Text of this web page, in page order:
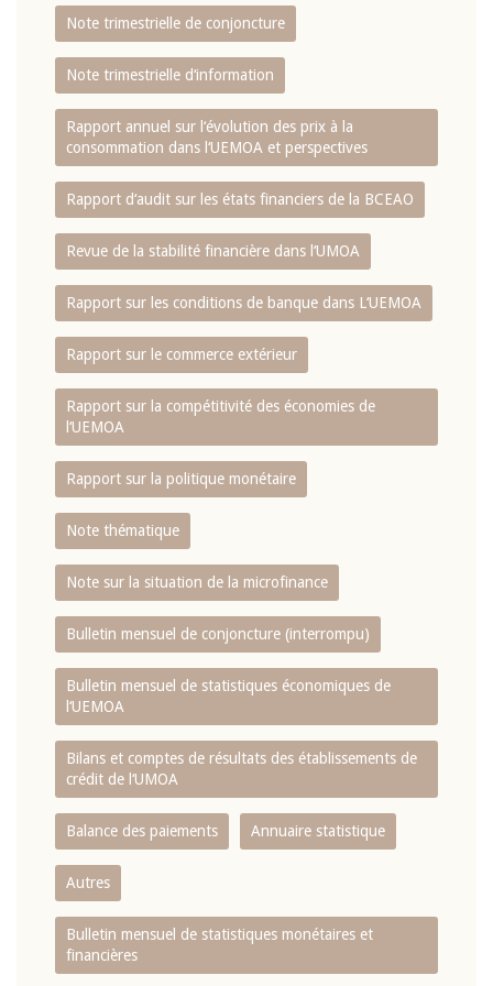
Note trimestrielle de conjoncture
Note trimestrielle d‘information
Rapport annuel sur l‘évolution des prix à la
consommation dans l‘UEMOA et perspectives
Rapport d‘audit sur les états financiers de la BCEAO
Revue de la stabilité financière dans l‘UMOA
Rapport sur les conditions de banque dans L‘UEMOA
Rapport sur le commerce extérieur
Rapport sur la compétitivité des économies de
l‘UEMOA
Rapport sur la politique monétaire
Note thématique
Note sur la situation de la microfinance
Bulletin mensuel de conjoncture (interrompu)
Bulletin mensuel de statistiques économiques de
l‘UEMOA
Bilans et comptes de résultats des établissements de
crédit de l‘UMOA
Balance des paiements Annuaire statistique
Autres
Bulletin mensuel de statistiques monétaires et
financières